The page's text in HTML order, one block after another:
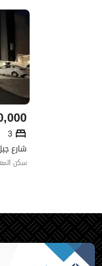
واجهة
حدود
قنوات
حدود
الشمالي
الشرقي
اسم
3
سكن